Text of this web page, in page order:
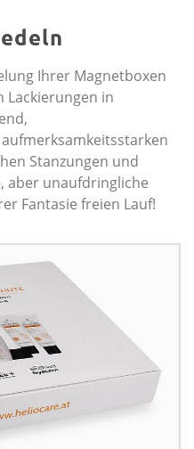
Ihrer Magnetboxen
Lackierungen in
Stanzungen und
aber unaufdringliche
Fantasie freien Lauf!